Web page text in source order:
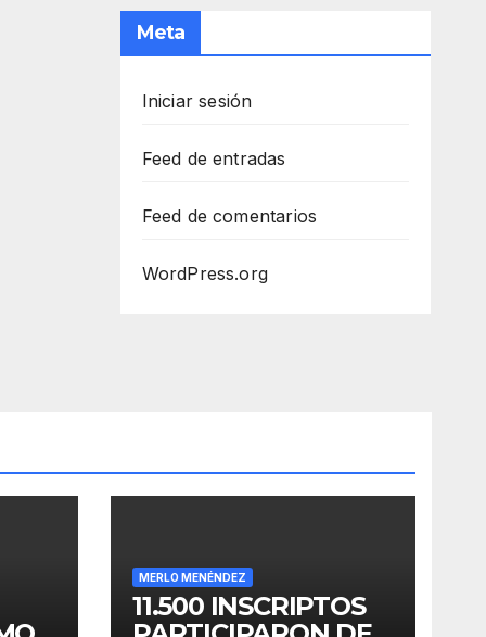
Meta
Iniciar sesión
Feed de entradas
Feed de comentarios
WordPress.org
MERLO MENÉNDEZ
11.500 INSCRIPTOS